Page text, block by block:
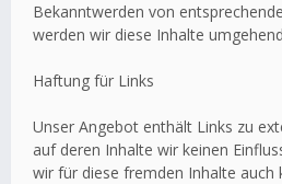
Bekanntwerden von
werden wir diese Inhalte
Haftung für Links
Unser Angebot enthält Links zu
auf deren Inhalte wir keinen
wir für diese fremden Inhalte auch